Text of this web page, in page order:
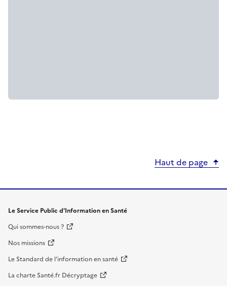
Haut de page
Le Service Public d'Information en Santé
Qui sommes-nous ?
Nos missions
Le Standard de l’information en santé
La charte Santé.fr Décryptage